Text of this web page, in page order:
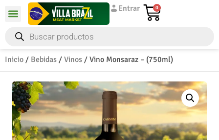
Entrar 0
Inicio / Bebidas / Vinos / Vino Monsaraz – (750ml)